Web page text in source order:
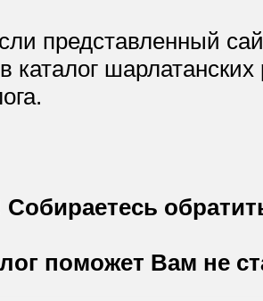
представленный
каталог
поможет Вам не